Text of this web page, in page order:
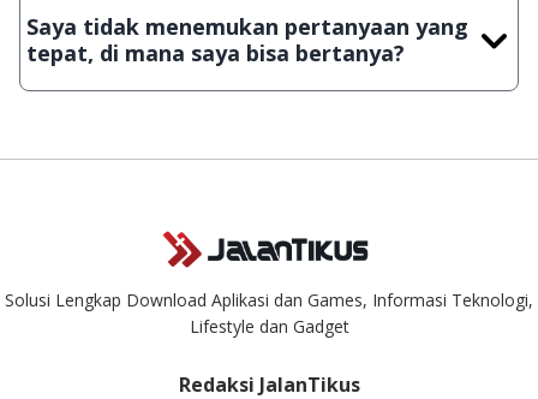
download secara manual, sehingga kuota sebesar ribuan
aplikasi & games tidak dapat tercapai dalam waktu yang
singkat.
Saya tidak menemukan pertanyaan yang
tepat, di mana saya bisa bertanya?
Kami dengan senang hati menjawab setiap pertanyaan yang
Solusi Lengkap Download Aplikasi dan Games, Informasi Teknologi,
Lifestyle dan Gadget
Redaksi JalanTikus